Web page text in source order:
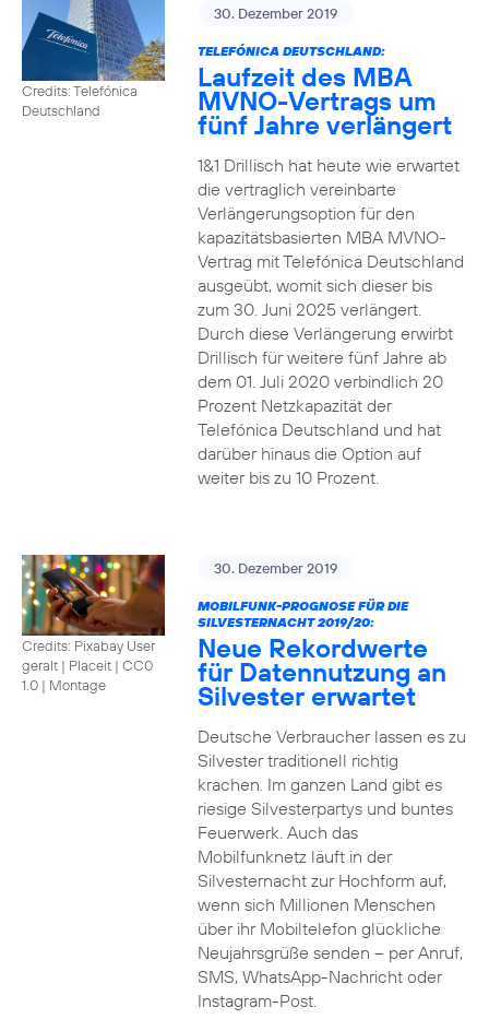
Credits: Telefónica
Deutschland
30. Dezember 2019
TELEFÓNICA DEUTSCHLAND:
Laufzeit des MBA
MVNO-Vertrags um
fünf Jahre verlängert
1&1 Drillisch hat heute wie erwartet
die vertraglich vereinbarte
Verlängerungsoption für den
kapazitätsbasierten MBA MVNO-
Vertrag mit Telefónica Deutschland
ausgeübt, womit sich dieser bis
zum 30. Juni 2025 verlängert.
Durch diese Verlängerung erwirbt
Drillisch für weitere fünf Jahre ab
dem 01. Juli 2020 verbindlich 20
Prozent Netzkapazität der
Telefónica Deutschland und hat
darüber hinaus die Option auf
weiter bis zu 10 Prozent.
Credits: Pixabay User
geralt | Placeit | CC0
1.0 | Montage
30. Dezember 2019
MOBILFUNK-PROGNOSE FÜR DIE
SILVESTERNACHT 2019/20:
Neue Rekordwerte
für Datennutzung an
Silvester erwartet
Deutsche Verbraucher lassen es zu
Silvester traditionell richtig
krachen. Im ganzen Land gibt es
riesige Silvesterpartys und buntes
Feuerwerk. Auch das
Mobilfunknetz läuft in der
Silvesternacht zur Hochform auf,
wenn sich Millionen Menschen
über ihr Mobiltelefon glückliche
Neujahrsgrüße senden – per Anruf,
SMS, WhatsApp-Nachricht oder
Instagram-Post.